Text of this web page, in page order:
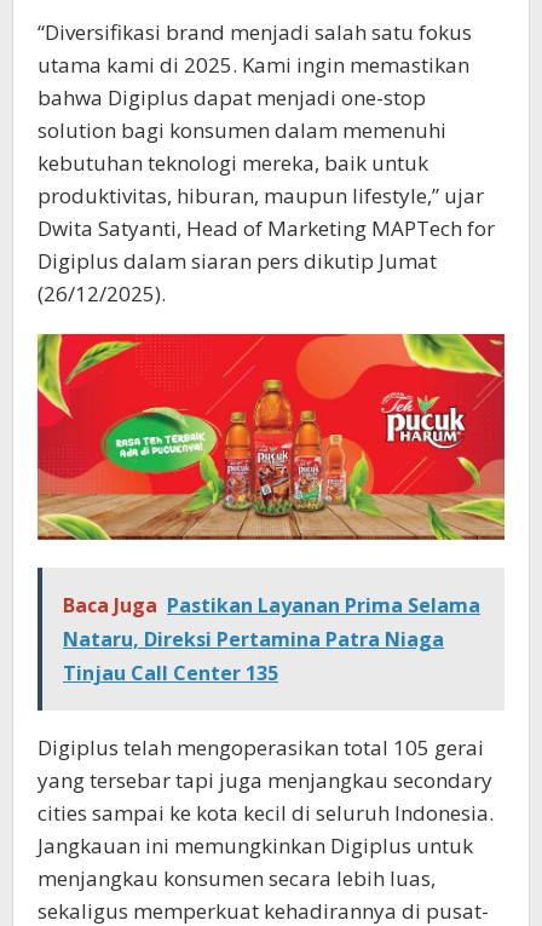
“Diversifikasi brand menjadi salah satu fokus
utama kami di 2025. Kami ingin memastikan
bahwa Digiplus dapat menjadi one-stop
solution bagi konsumen dalam memenuhi
kebutuhan teknologi mereka, baik untuk
produktivitas, hiburan, maupun lifestyle,” ujar
Dwita Satyanti, Head of Marketing MAPTech for
Digiplus dalam siaran pers dikutip Jumat
(26/12/2025).
Baca Juga Pastikan Layanan Prima Selama
Nataru, Direksi Pertamina Patra Niaga
Tinjau Call Center 135
Digiplus telah mengoperasikan total 105 gerai
yang tersebar tapi juga menjangkau secondary
cities sampai ke kota kecil di seluruh Indonesia.
Jangkauan ini memungkinkan Digiplus untuk
menjangkau konsumen secara lebih luas,
sekaligus memperkuat kehadirannya di pusat-